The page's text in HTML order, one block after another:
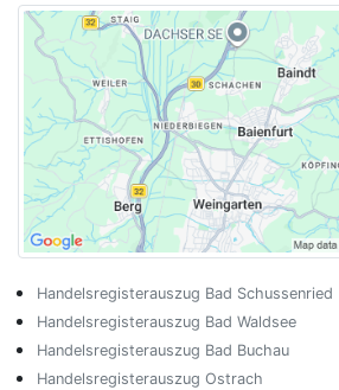
Handelsregisterauszug Bad Schussenried
Handelsregisterauszug Bad Waldsee
Handelsregisterauszug Bad Buchau
Handelsregisterauszug Ostrach